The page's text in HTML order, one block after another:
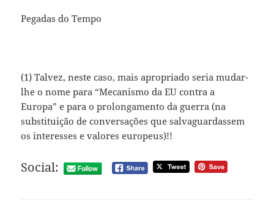
Pegadas do Tempo
(1) Talvez, neste caso, mais apropriado seria mudar-
lhe o nome para “Mecanismo da EU contra a
Europa” e para o prolongamento da guerra (na
substituição de conversações que salvaguardassem
os interesses e valores europeus)!!
Social: